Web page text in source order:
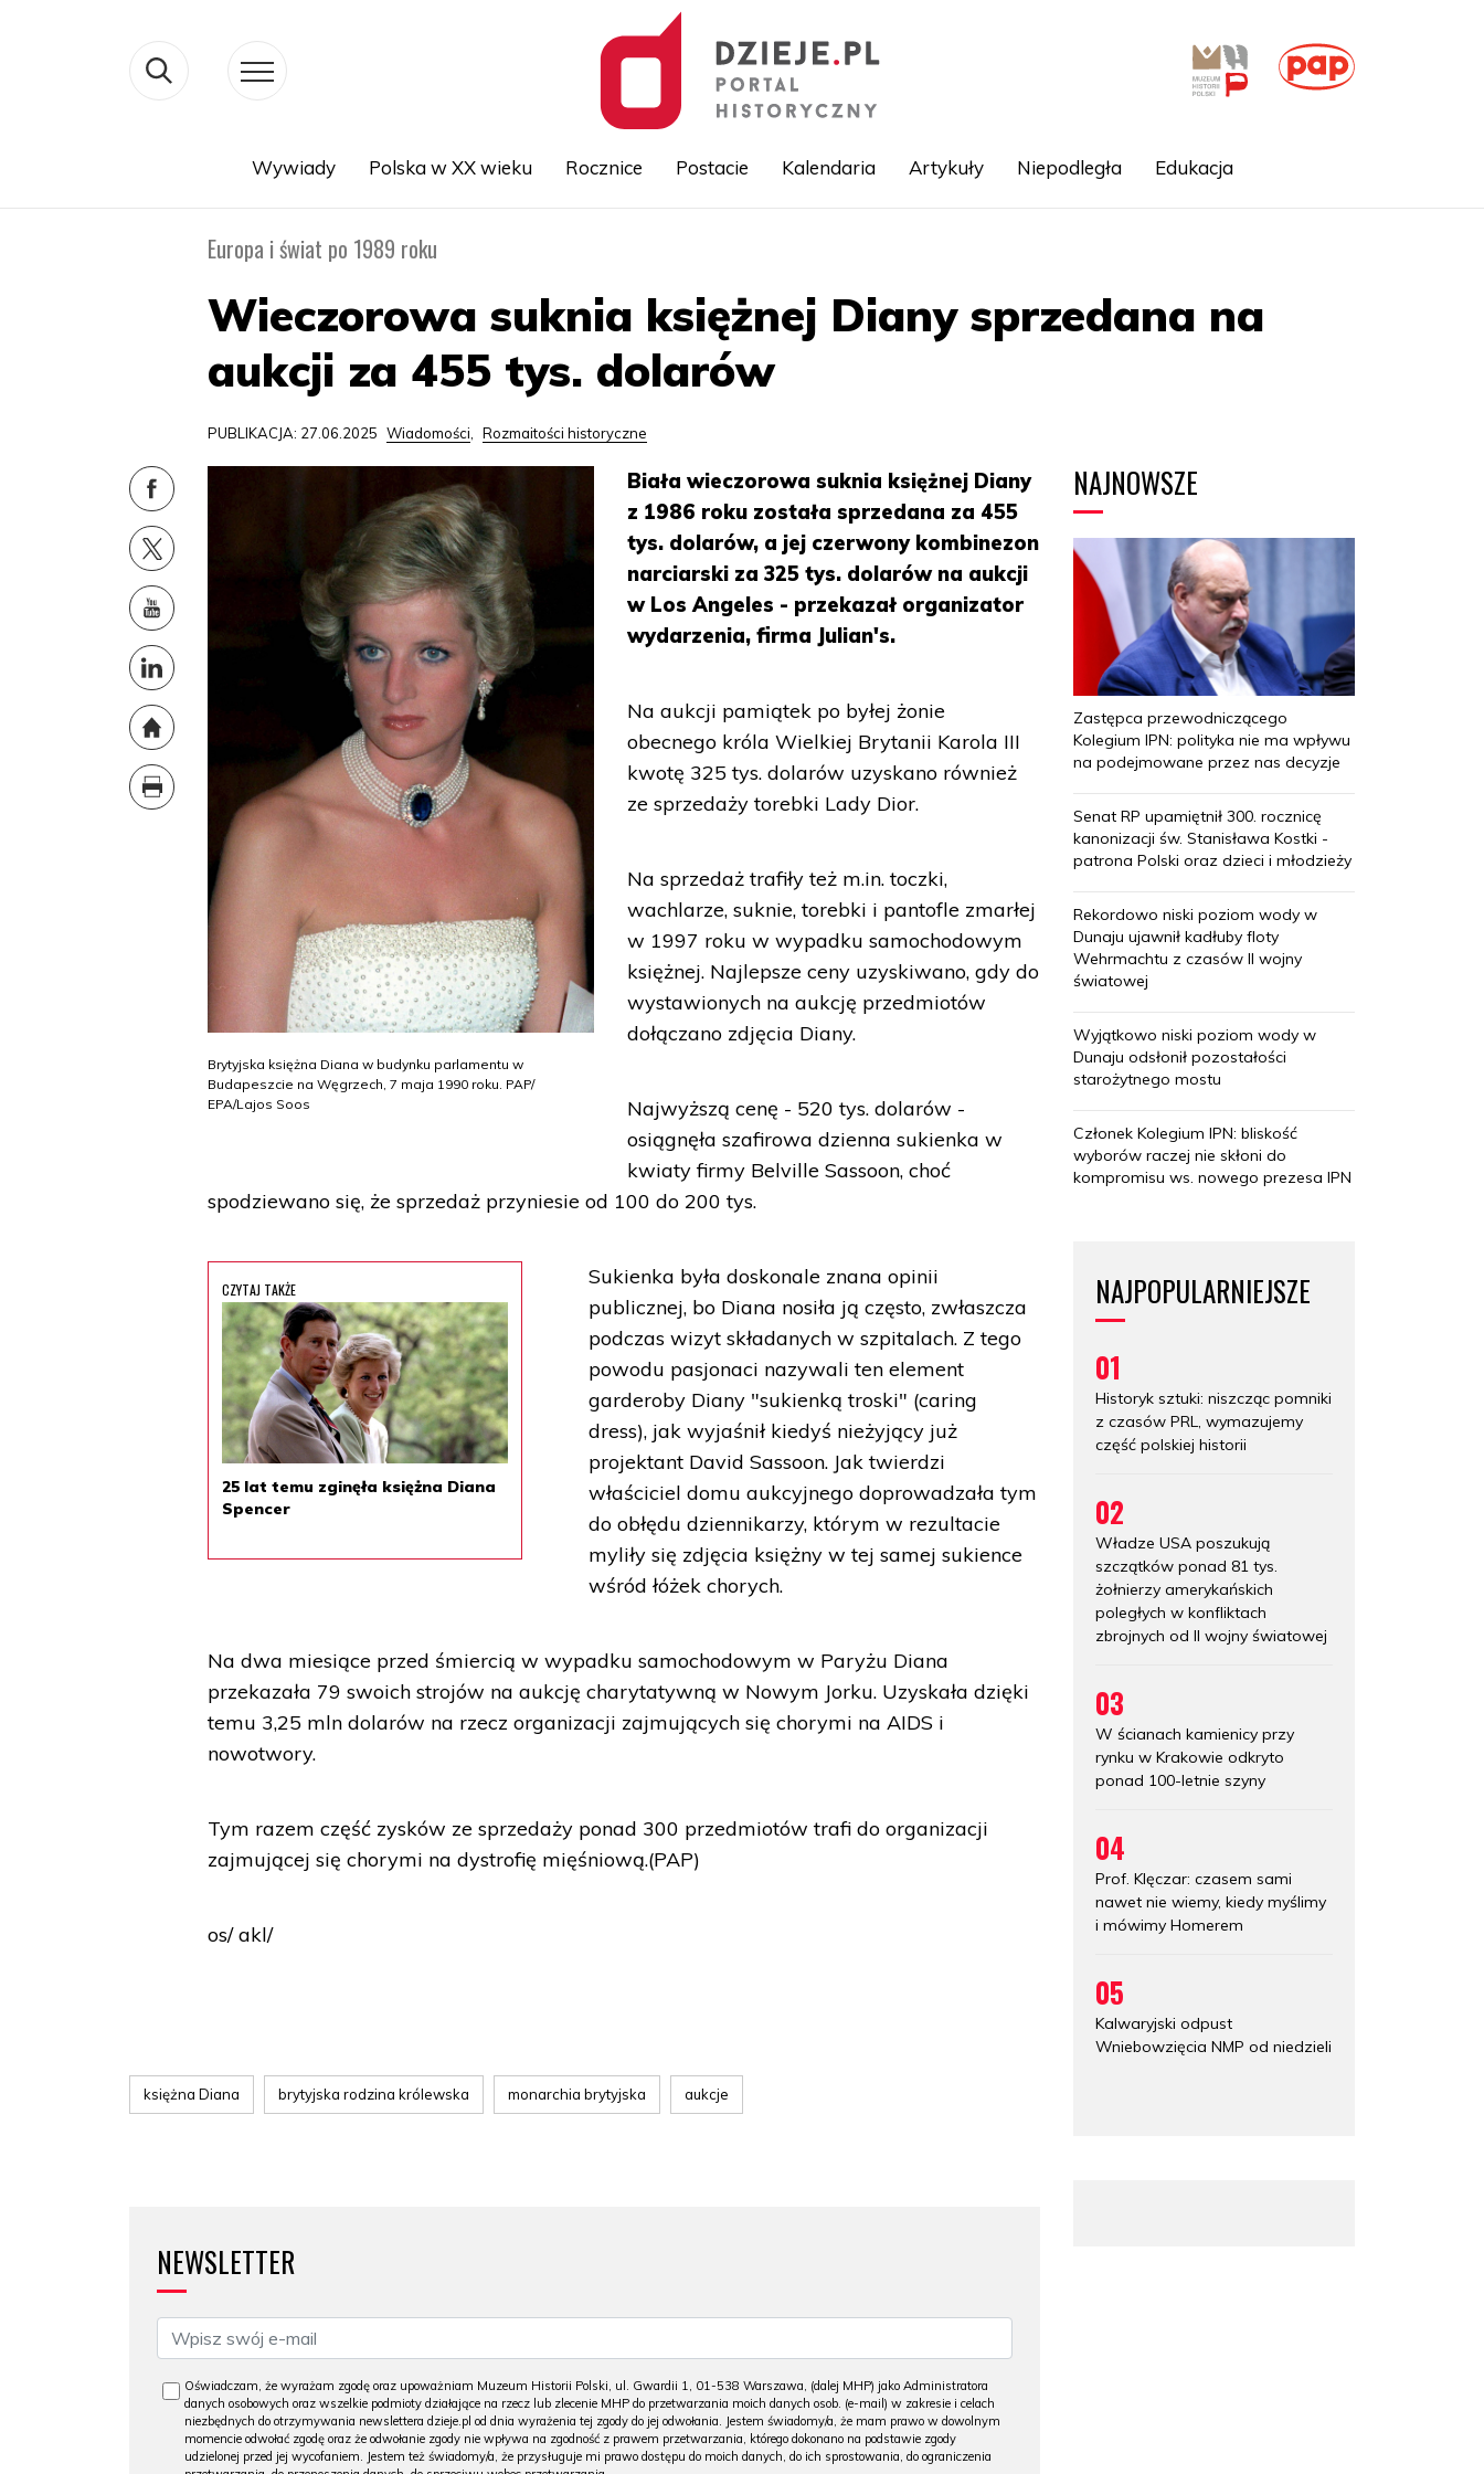
treści
Wywiady Polska w XX wieku Rocznice Postacie Kalendaria Artykuły Niepodległa Edukacja
Europa i świat po 1989 roku
Wieczorowa suknia księżnej Diany sprzedana na
aukcji za 455 tys. dolarów
PUBLIKACJA: 27.06.2025 Wiadomości, Rozmaitości historyczne
Brytyjska księżna Diana w budynku parlamentu w
Budapeszcie na Węgrzech, 7 maja 1990 roku. PAP/
EPA/Lajos Soos
Biała wieczorowa suknia księżnej Diany
z 1986 roku została sprzedana za 455
tys. dolarów, a jej czerwony kombinezon
narciarski za 325 tys. dolarów na aukcji
w Los Angeles - przekazał organizator
wydarzenia, firma Julian's.
Na aukcji pamiątek po byłej żonie
obecnego króla Wielkiej Brytanii Karola III
kwotę 325 tys. dolarów uzyskano również
ze sprzedaży torebki Lady Dior.
Na sprzedaż trafiły też m.in. toczki,
wachlarze, suknie, torebki i pantofle zmarłej
w 1997 roku w wypadku samochodowym
księżnej. Najlepsze ceny uzyskiwano, gdy do
wystawionych na aukcję przedmiotów
dołączano zdjęcia Diany.
Najwyższą cenę - 520 tys. dolarów -
osiągnęła szafirowa dzienna sukienka w
kwiaty firmy Belville Sassoon, choć
spodziewano się, że sprzedaż przyniesie od 100 do 200 tys.
CZYTAJ TAKŻE
25 lat temu zginęła księżna Diana
Spencer
Sukienka była doskonale znana opinii
publicznej, bo Diana nosiła ją często, zwłaszcza
podczas wizyt składanych w szpitalach. Z tego
powodu pasjonaci nazywali ten element
garderoby Diany "sukienką troski" (caring
dress), jak wyjaśnił kiedyś nieżyjący już
projektant David Sassoon. Jak twierdzi
właściciel domu aukcyjnego doprowadzała tym
do obłędu dziennikarzy, którym w rezultacie
myliły się zdjęcia księżny w tej samej sukience
wśród łóżek chorych.
Na dwa miesiące przed śmiercią w wypadku samochodowym w Paryżu Diana
przekazała 79 swoich strojów na aukcję charytatywną w Nowym Jorku. Uzyskała dzięki
temu 3,25 mln dolarów na rzecz organizacji zajmujących się chorymi na AIDS i
nowotwory.
Tym razem część zysków ze sprzedaży ponad 300 przedmiotów trafi do organizacji
zajmującej się chorymi na dystrofię mięśniową.(PAP)
os/ akl/
księżna Diana brytyjska rodzina królewska monarchia brytyjska aukcje
NEWSLETTER
Oświadczam, że wyrażam zgodę oraz upoważniam Muzeum Historii Polski, ul. Gwardii 1, 01-538 Warszawa, (dalej MHP) jako Administratora
danych osobowych oraz wszelkie podmioty działające na rzecz lub zlecenie MHP do przetwarzania moich danych osob. (e-mail) w zakresie i celach
niezbędnych do otrzymywania newslettera dzieje.pl od dnia wyrażenia tej zgody do jej odwołania. Jestem świadomy/a, że mam prawo w dowolnym
momencie odwołać zgodę oraz że odwołanie zgody nie wpływa na zgodność z prawem przetwarzania, którego dokonano na podstawie zgody
udzielonej przed jej wycofaniem. Jestem też świadomy/a, że przysługuje mi prawo dostępu do moich danych, do ich sprostowania, do ograniczenia
NAJNOWSZE
Zastępca przewodniczącego
Kolegium IPN: polityka nie ma wpływu
na podejmowane przez nas decyzje
Senat RP upamiętnił 300. rocznicę
kanonizacji św. Stanisława Kostki -
patrona Polski oraz dzieci i młodzieży
Rekordowo niski poziom wody w
Dunaju ujawnił kadłuby floty
Wehrmachtu z czasów II wojny
światowej
Wyjątkowo niski poziom wody w
Dunaju odsłonił pozostałości
starożytnego mostu
Członek Kolegium IPN: bliskość
wyborów raczej nie skłoni do
kompromisu ws. nowego prezesa IPN
NAJPOPULARNIEJSZE
01
Historyk sztuki: niszcząc pomniki
z czasów PRL, wymazujemy
część polskiej historii
02
Władze USA poszukują
szczątków ponad 81 tys.
żołnierzy amerykańskich
poległych w konfliktach
zbrojnych od II wojny światowej
03
W ścianach kamienicy przy
rynku w Krakowie odkryto
ponad 100-letnie szyny
04
Prof. Klęczar: czasem sami
nawet nie wiemy, kiedy myślimy
i mówimy Homerem
05
Kalwaryjski odpust
Wniebowzięcia NMP od niedzieli